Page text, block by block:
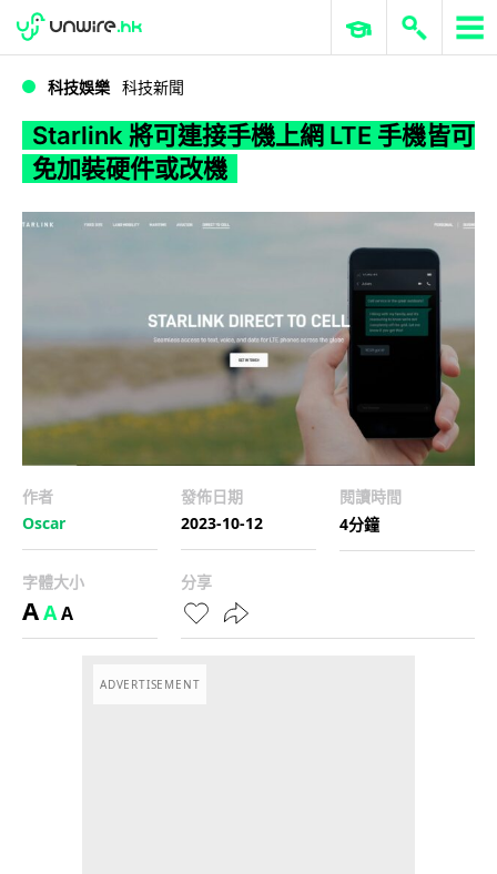
WWDC 2026 ERP 與商業 AI
科技娛樂 科技新聞
Starlink 將可連接手機上網 LTE 手機皆可
免加裝硬件或改機
作者
Oscar
發佈日期
2023-10-12
閱讀時間
4分鐘
字體大小
AAA
分享
ADVERTISEMENT